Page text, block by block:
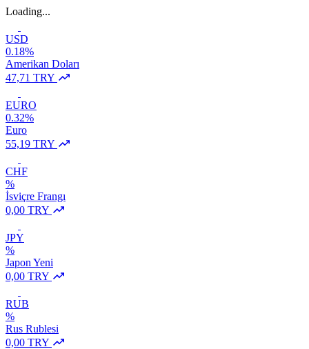
Loading...
USD
0.18%
Amerikan Doları
47,71 TRY
EURO
0.32%
Euro
55,19 TRY
CHF
%
İsviçre Frangı
0,00 TRY
JPY
%
Japon Yeni
0,00 TRY
RUB
%
Rus Rublesi
0,00 TRY